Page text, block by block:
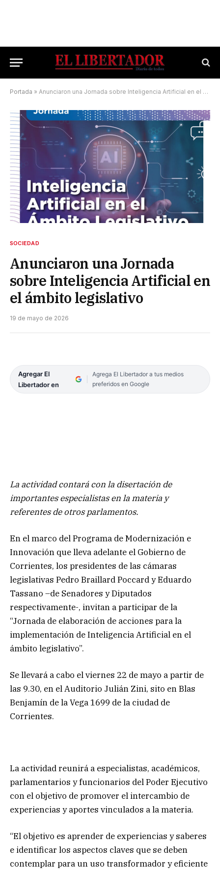
Portada » Anunciaron una Jornada sobre Inteligencia Artificial en el ámbito legislativo
SOCIEDAD
Anunciaron una Jornada
sobre Inteligencia Artificial en
el ámbito legislativo
19 de mayo de 2026
Agregar El
Libertador en
Agrega El Libertador a tus medios
preferidos en Google
La actividad contará con la disertación de
importantes especialistas en la materia y
referentes de otros parlamentos.
En el marco del Programa de Modernización e
Innovación que lleva adelante el Gobierno de
Corrientes, los presidentes de las cámaras
legislativas Pedro Braillard Poccard y Eduardo
Tassano –de Senadores y Diputados
respectivamente-, invitan a participar de la
“Jornada de elaboración de acciones para la
implementación de Inteligencia Artificial en el
ámbito legislativo”.
Se llevará a cabo el viernes 22 de mayo a partir de
las 9.30, en el Auditorio Julián Zini, sito en Blas
Benjamín de la Vega 1699 de la ciudad de
Corrientes.
La actividad reunirá a especialistas, académicos,
parlamentarios y funcionarios del Poder Ejecutivo
con el objetivo de promover el intercambio de
experiencias y aportes vinculados a la materia.
“El objetivo es aprender de experiencias y saberes
e identificar los aspectos claves que se deben
contemplar para un uso transformador y eficiente